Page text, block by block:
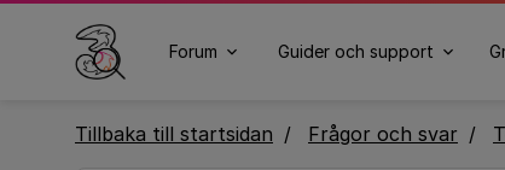
Forum Guider och support
Tillbaka till startsidan Frågor och svar